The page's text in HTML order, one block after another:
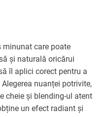
minunat care poate
și naturală oricărui
îl aplici corect pentru a
nuanței potrivite,
cheie și blending-ul atent
un efect radiant și